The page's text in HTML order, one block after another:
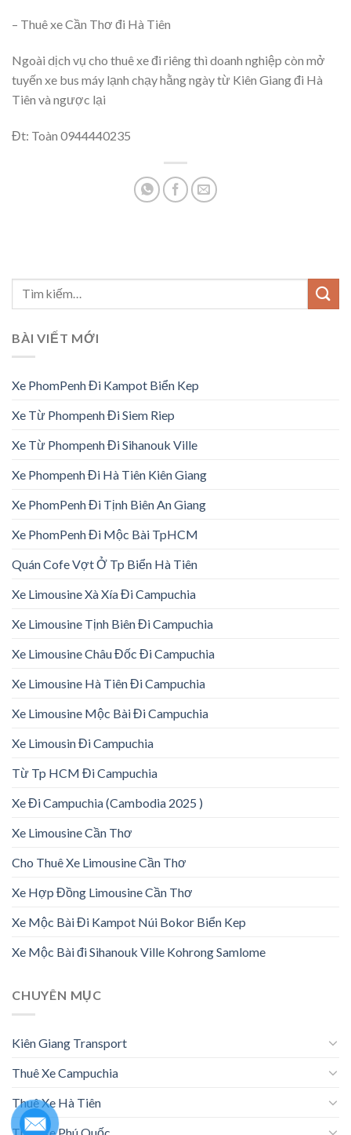
– Thuê xe Cần Thơ đi Hà Tiên
Ngoài dịch vụ cho thuê xe đi riêng thì doanh nghiệp còn mở
tuyến xe bus máy lạnh chạy hằng ngày từ Kiên Giang đi Hà
Tiên và ngược lại
Đt: Toàn 0944440235
BÀI VIẾT MỚI
Xe PhomPenh Đi Kampot Biển Kep
Xe Từ Phompenh Đi Siem Riep
Xe Từ Phompenh Đi Sihanouk Ville
Xe Phompenh Đi Hà Tiên Kiên Giang
Xe PhomPenh Đi Tịnh Biên An Giang
Xe PhomPenh Đi Mộc Bài TpHCM
Quán Cofe Vợt Ở Tp Biển Hà Tiên
Xe Limousine Xà Xía Đi Campuchia
Xe Limousine Tịnh Biên Đi Campuchia
Xe Limousine Châu Đốc Đi Campuchia
Xe Limousine Hà Tiên Đi Campuchia
Xe Limousine Mộc Bài Đi Campuchia
Xe Limousin Đi Campuchia
Từ Tp HCM Đi Campuchia
Xe Đi Campuchia (Cambodia 2025 )
Xe Limousine Cần Thơ
Cho Thuê Xe Limousine Cần Thơ
Xe Hợp Đồng Limousine Cần Thơ
Xe Mộc Bài Đi Kampot Núi Bokor Biển Kep
Xe Mộc Bài đi Sihanouk Ville Kohrong Samlome
CHUYÊN MỤC
Kiên Giang Transport
Thuê Xe Campuchia
Thuê Xe Hà Tiên